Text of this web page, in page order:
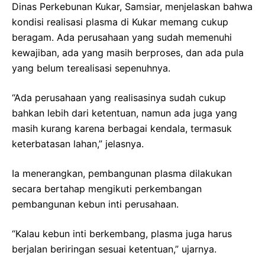
Dinas Perkebunan Kukar, Samsiar, menjelaskan bahwa
kondisi realisasi plasma di Kukar memang cukup
beragam. Ada perusahaan yang sudah memenuhi
kewajiban, ada yang masih berproses, dan ada pula
yang belum terealisasi sepenuhnya.
“Ada perusahaan yang realisasinya sudah cukup
bahkan lebih dari ketentuan, namun ada juga yang
masih kurang karena berbagai kendala, termasuk
keterbatasan lahan,” jelasnya.
Ia menerangkan, pembangunan plasma dilakukan
secara bertahap mengikuti perkembangan
pembangunan kebun inti perusahaan.
“Kalau kebun inti berkembang, plasma juga harus
berjalan beriringan sesuai ketentuan,” ujarnya.